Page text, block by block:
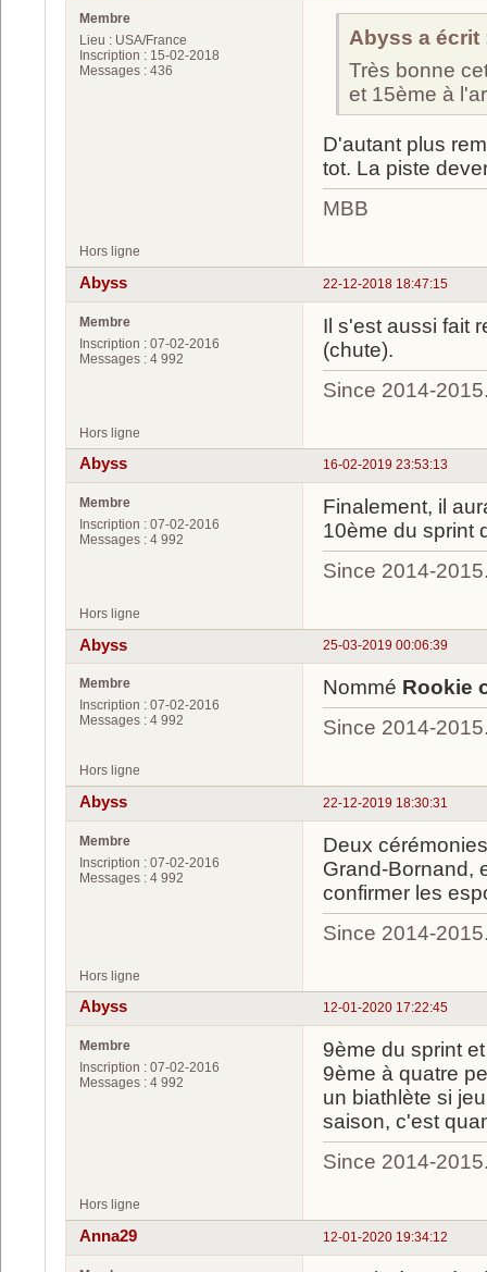
Membre
Lieu : USA/France
Inscription : 15-02-2018
Messages : 436
Abyss a écrit
Très bonne
et 15ème à
D'autant plus
tot. La piste
MBB
Hors ligne
22-12-2018 18:47:15
Abyss
Membre
Inscription : 07-02-2016
Messages : 4 992
Il s'est aussi fait
(chute).
Since 2014-
Hors ligne
16-02-2019 23:53:13
Abyss
Membre
Inscription : 07-02-2016
Messages : 4 992
Finalement, il
10ème du sprint
Since 2014-
Hors ligne
25-03-2019 00:06:39
Abyss
Membre
Inscription : 07-02-2016
Messages : 4 992
Nommé Rookie
Since 2014-
Hors ligne
22-12-2019 18:30:31
Abyss
Membre
Inscription : 07-02-2016
Messages : 4 992
Deux
Grand-Bornand,
confirmer les
Since 2014-
Hors ligne
12-01-2020 17:22:45
Abyss
Membre
Inscription : 07-02-2016
Messages : 4 992
9ème du sprint
9ème à quatre
un biathlète si
saison, c'est
Since 2014-
Hors ligne
12-01-2020 19:34:12
Anna29